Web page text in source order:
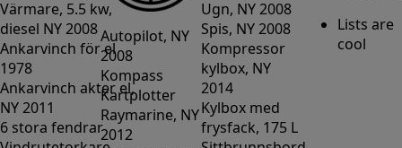
Värmare, 5.5 kw,
diesel NY 2008
Ankarvinch för el
1978
Ankarvinch akter el,
NY 2011
6 stora fendrar
Autopilot, NY
2008
Kompass
Kartplotter
Raymarine, NY
2012
Ugn, NY 2008
Spis, NY 2008
Kompressor
kylbox, NY
2014
Kylbox med
frysfack, 175 L
Lists are
cool